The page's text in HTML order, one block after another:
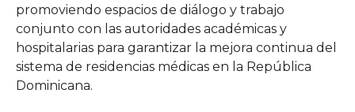
promoviendo espacios de diálogo y trabajo
conjunto con las autoridades académicas y
hospitalarias para garantizar la mejora continua del
sistema de residencias médicas en la República
Dominicana.